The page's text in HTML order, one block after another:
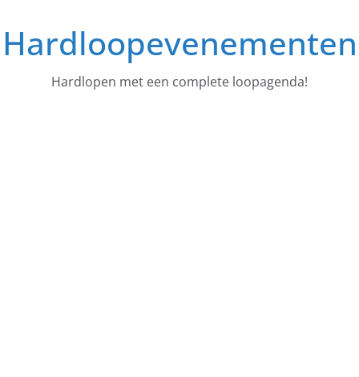
naar
deHardloopevenementen
Hardlopen met een complete loopagenda!